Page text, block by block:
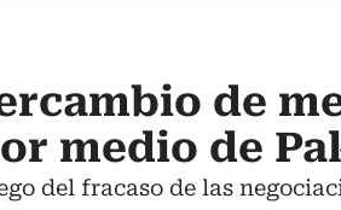
de
medio de
del fracaso de las